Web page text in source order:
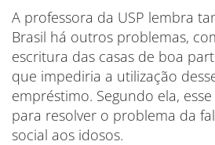
A professora da USP lembra
Brasil há outros problemas,
escritura das casas de boa
que impediria a utilização
empréstimo. Segundo ela,
para resolver o problema da
social aos idosos.